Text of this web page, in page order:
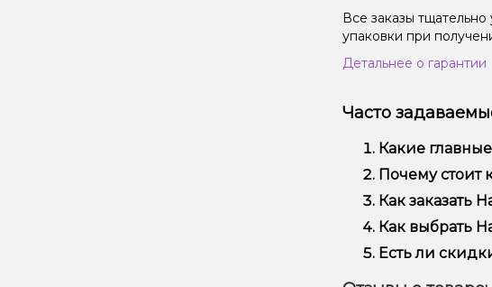
Все заказы
упаковки при
Детальнее о гарантии
Часто
Какие
Набор для
использования
Почему стоит
Мы предлагаем
Кроме того, у
Как заказать
Оформить заказ
Добавьте
Как выбрать
Выбор зависит
вейп –
Есть ли